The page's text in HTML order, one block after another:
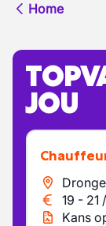
Home
JOU
19 - 21 /
Kans